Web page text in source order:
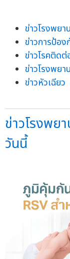
ข่าวโรงพยา
ข่าวการป้อง
ข่าวโรคติดต่
ข่าวโรงพยา
ข่าวหัวเฉียว
ข่าวโรงพย
วันนี้